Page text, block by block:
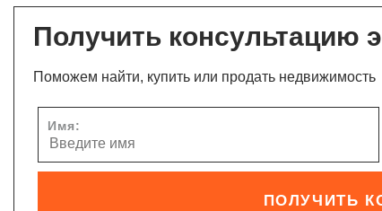
Получить консультацию
Поможем найти, купить или продать недвижимость
Имя:
ПОЛУЧИТЬ